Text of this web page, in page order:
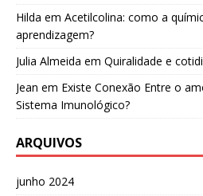
Hilda em Acetilcolina: como a
aprendizagem?
Julia Almeida em Quiralidade e
Jean em Existe Conexão Entre o
Sistema Imunológico?
ARQUIVOS
junho 2024